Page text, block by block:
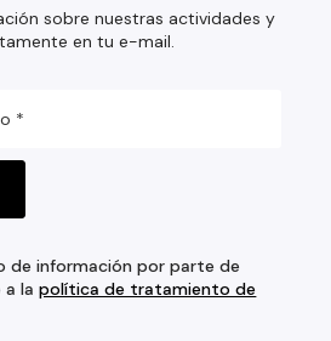
sobre nuestras actividades y
en tu e-mail.
de información por parte de
a lapolítica de tratamiento de